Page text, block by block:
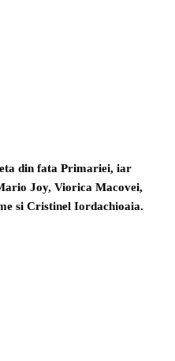
din fata Primariei, iar
Joy, Viorica Macovei,
si Cristinel Iordachioaia.